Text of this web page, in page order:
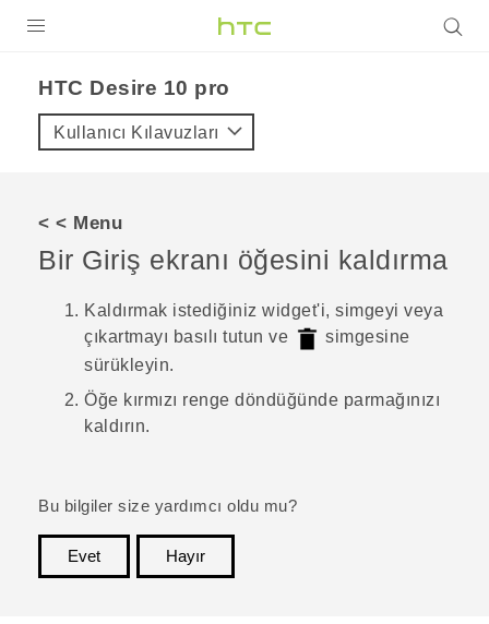
VIVE
VIVERSE
DESTEK
HTC Desire 10 pro‎
Kullanıcı Kılavuzları
< < Menu
Bir Giriş ekranı öğesini kaldırma
Kaldırmak istediğiniz widget'i, simgeyi veya
çıkartmayı basılı tutun ve
simgesine
sürükleyin.
Öğe kırmızı renge döndüğünde parmağınızı
kaldırın.
Bu bilgiler size yardımcı oldu mu?
Evet
Hayır